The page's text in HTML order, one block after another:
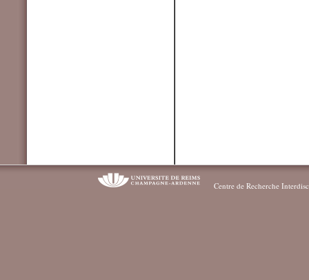
Centre de Recherche